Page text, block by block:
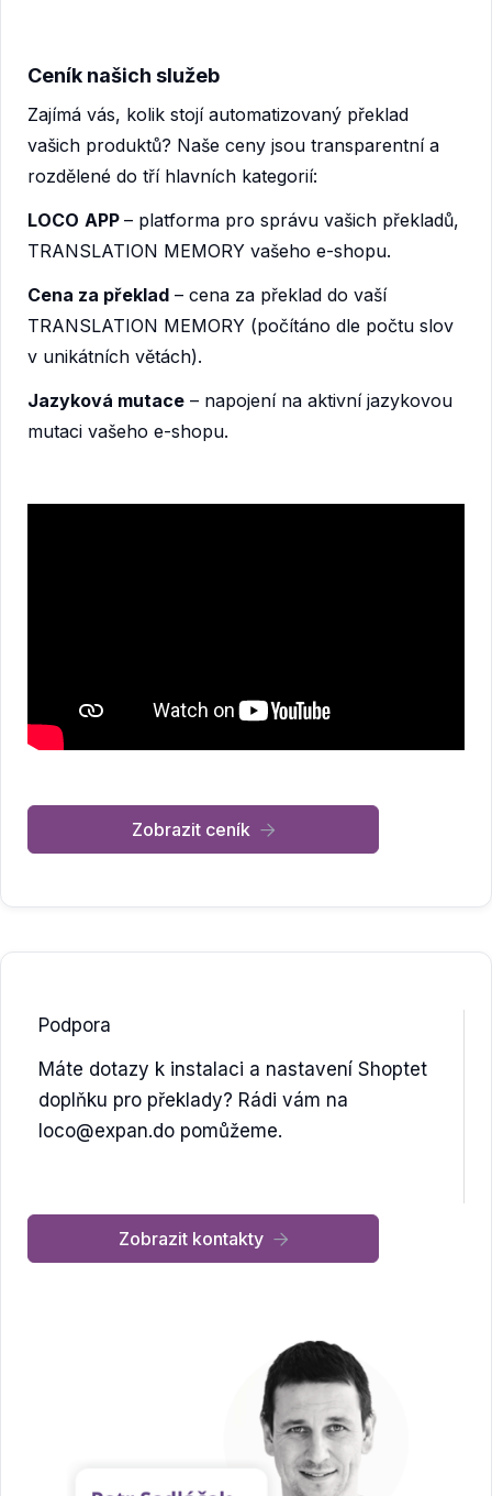
Ceník našich služeb
Zajímá vás, kolik stojí automatizovaný překlad
vašich produktů? Naše ceny jsou transparentní a
rozdělené do tří hlavních kategorií:
LOCO APP – platforma pro správu vašich překladů,
TRANSLATION MEMORY vašeho e-shopu.
Cena za překlad – cena za překlad do vaší
TRANSLATION MEMORY (počítáno dle počtu slov
v unikátních větách).
Jazyková mutace – napojení na aktivní jazykovou
mutaci vašeho e-shopu.
Zobrazit ceník 
Podpora
Máte dotazy k instalaci a nastavení Shoptet
doplňku pro překlady? Rádi vám na
loco@expan.do pomůžeme.
Zobrazit kontakty 